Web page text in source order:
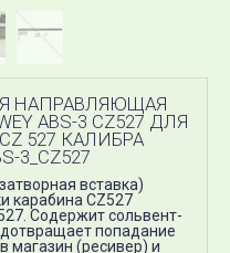
НАПРАВЛЯЮЩАЯ
ABS-3 CZ527 ДЛЯ
527 КАЛИБРА
3_CZ527
вставка)
карабина CZ527
Содержит сольвент-
попадание
магазин (ресивер) и